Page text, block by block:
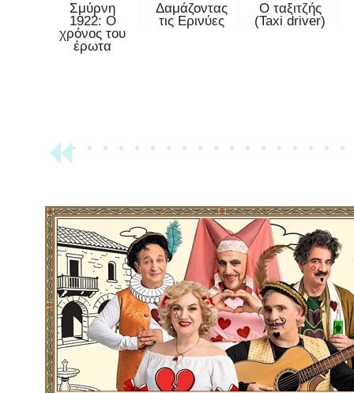
Σμύρνη
1922: Ο
χρόνος του
έρωτα
Δαμάζοντας
τις Ερινύες
Ο ταξιτζής
(Taxi driver)